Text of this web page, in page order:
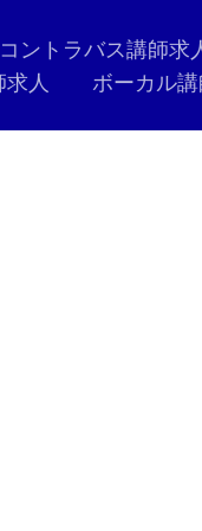
コントラバス講師求
人
ボーカル講